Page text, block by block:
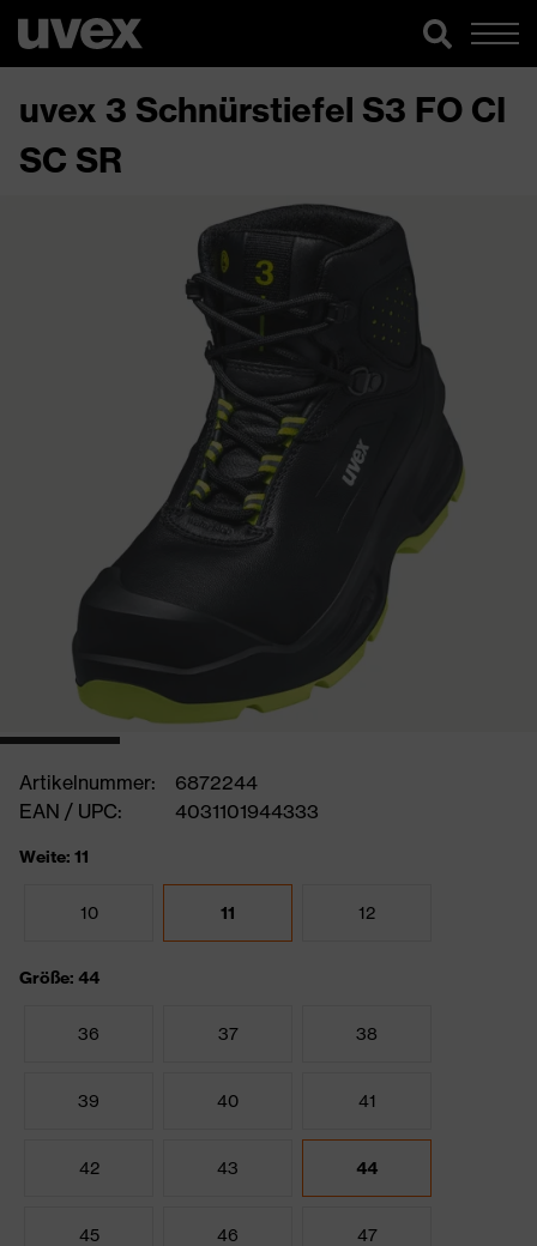
uvex 3 Schnürstiefel S3 FO CI
SC SR
Artikelnummer:
6872244
EAN / UPC:
4031101944333
Weite: 11
10 11 12
Größe: 44
36 37 38
39 40 41
42 43 44
45 46 47